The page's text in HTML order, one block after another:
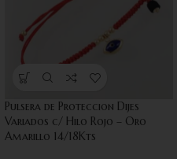
Pulsera de Proteccion Dijes
Variados c/ Hilo Rojo – Oro
Amarillo 14/18Kts